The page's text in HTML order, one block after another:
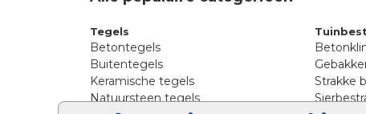
Tegels
Betontegels
Buitentegels
Keramische tegels
Natuursteen tegels
Strakke